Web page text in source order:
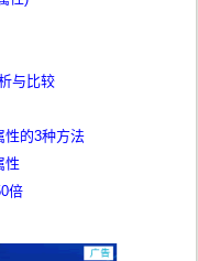
与比较
性的3种方法
性
倍